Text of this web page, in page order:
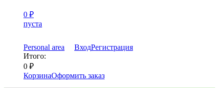
0 ₽
пуста
Personal area ВходРегистрация
Итого:
0 ₽
КорзинаОформить заказ